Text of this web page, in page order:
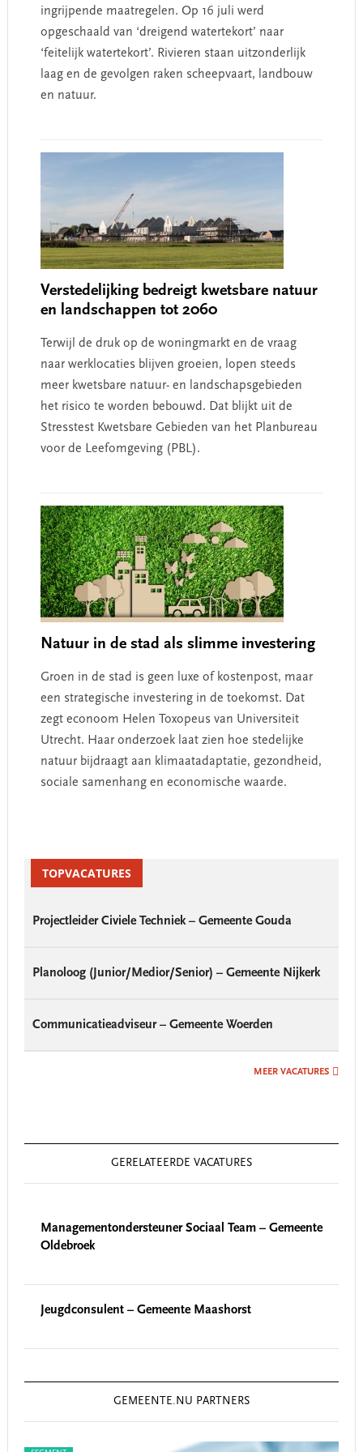
ingrijpende maatregelen. Op 16 juli werd
opgeschaald van ‘dreigend watertekort’ naar
‘feitelijk watertekort’. Rivieren staan uitzonderlijk
laag en de gevolgen raken scheepvaart, landbouw
en natuur.
Verstedelijking bedreigt kwetsbare natuur
en landschappen tot 2060
Terwijl de druk op de woningmarkt en de vraag
naar werklocaties blijven groeien, lopen steeds
meer kwetsbare natuur- en landschapsgebieden
het risico te worden bebouwd. Dat blijkt uit de
Stresstest Kwetsbare Gebieden van het Planbureau
voor de Leefomgeving (PBL).
Natuur in de stad als slimme investering
Groen in de stad is geen luxe of kostenpost, maar
een strategische investering in de toekomst. Dat
zegt econoom Helen Toxopeus van Universiteit
Utrecht. Haar onderzoek laat zien hoe stedelijke
natuur bijdraagt aan klimaatadaptatie, gezondheid,
sociale samenhang en economische waarde.
SidebarTOPVACATURES
Projectleider Civiele Techniek – Gemeente Gouda
Planoloog (Junior/Medior/Senior) – Gemeente Nijkerk
Communicatieadviseur – Gemeente Woerden
MEER VACATURES
GERELATEERDE VACATURES
Managementondersteuner Sociaal Team – Gemeente
Oldebroek
Jeugdconsulent – Gemeente Maashorst
GEMEENTE.NU PARTNERS